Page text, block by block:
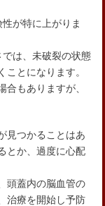
が特に上がりま
は、未破裂の状態
とになります。
合もありますが、
見つかることはあ
とか、過度に心配
頭蓋内の脳血管の
治療を開始し予防